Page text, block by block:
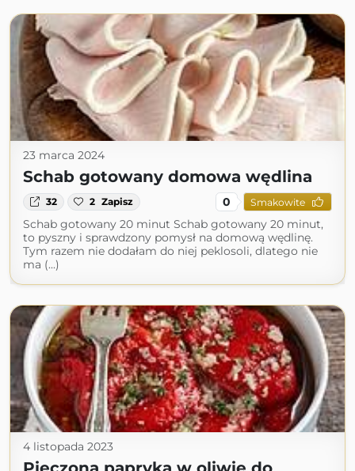
23 marca 2024
Schab gotowany domowa wędlina
32 2 Zapisz 0 Smakowite
Schab gotowany 20 minut Schab gotowany 20 minut,
to pyszny i sprawdzony pomysł na domową wędlinę.
Tym razem nie dodałam do niej peklosoli, dlatego nie
ma (...)
4 listopada 2023